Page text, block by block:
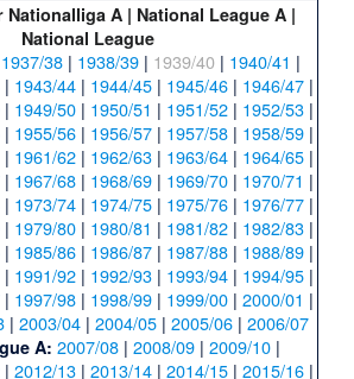
Nationalliga A | National League A |
National League
1937/38| 1938/39| 1939/40 | 1940/41 |
| 1943/44 | 1944/45 | 1945/46 | 1946/47 |
| 1949/50 | 1950/51 | 1951/52 | 1952/53 |
| 1955/56 | 1956/57 | 1957/58 | 1958/59 |
| 1961/62 | 1962/63 | 1963/64 | 1964/65 |
| 1967/68 | 1968/69 | 1969/70 | 1970/71 |
| 1973/74 | 1974/75 | 1975/76 | 1976/77 |
| 1979/80 | 1980/81 | 1981/82 | 1982/83 |
| 1985/86 | 1986/87 | 1987/88 | 1988/89 |
| 1991/92 | 1992/93 | 1993/94 | 1994/95 |
| 1997/98 | 1998/99 | 1999/00 | 2000/01 |
| 2003/04 | 2004/05 | 2005/06 | 2006/07
A: 2007/08| 2008/09| 2009/10|
| 2012/13 | 2013/14 | 2014/15 | 2015/16 |